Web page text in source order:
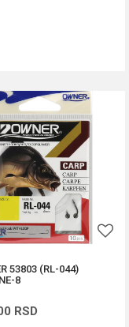
53803 (RL-044)
8
RSD